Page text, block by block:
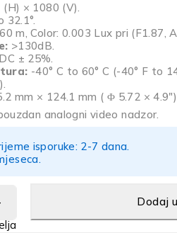
× 1080 (V).
32.1°.
m, Color: 0.003 Lux pri (F1.87,
>130dB.
± 25%.
-40° C to 60° C (-40° F to
mm × 124.1 mm ( Φ 5.72 ×
analogni video nadzor.
isporuke: 2-7 dana.
Dodaj